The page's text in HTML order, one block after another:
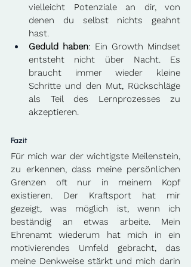
vielleicht Potenziale an dir, von
denen du selbst nichts geahnt
hast.
Geduld haben: Ein Growth Mindset
entsteht nicht über Nacht. Es
braucht immer wieder kleine
Schritte und den Mut, Rückschläge
als Teil des Lernprozesses zu
akzeptieren.
Fazit
Für mich war der wichtigste Meilenstein,
zu erkennen, dass meine persönlichen
Grenzen oft nur in meinem Kopf
existieren. Der Kraftsport hat mir
gezeigt, was möglich ist, wenn ich
beständig an etwas arbeite. Mein
Ehrenamt wiederum hat mich in ein
motivierendes Umfeld gebracht, das
meine Denkweise stärkt und mich darin